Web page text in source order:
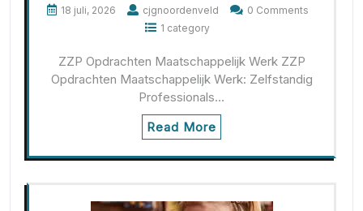
18 juli, 2026 cjgnoordenveld
0 Comments
1 category
ZZP Opdrachten Maatschappelijk Werk ZZP
Opdrachten Maatschappelijk Werk: Zelfstandig
Professionals…
Read More